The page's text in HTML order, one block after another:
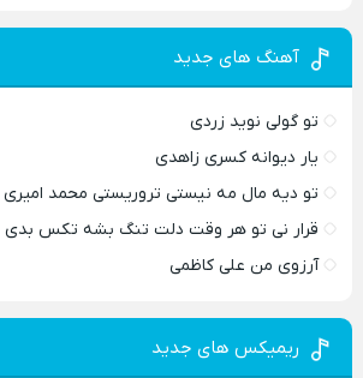
آهنگ های جدید
تو گولی نوید زردی
یار دیوانه کسری زاهدی
تو دیه مال مه نیستی تروریستی محمد امیری
قرار نی تو هر وقت دلت تنگ بشه تکس بدی
آرزوی من علی کاظمی
ریمیکس های جدید